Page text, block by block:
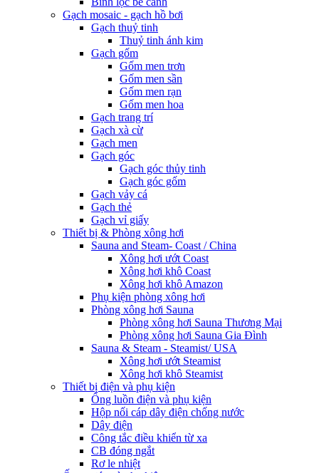
Gạch mosaic - gạch hồ bơi
Gạch thuỷ tinh
Thuỷ tinh ánh kim
Gạch gốm
Gốm men trơn
Gốm men sần
Gốm men rạn
Gốm men hoa
Gạch trang trí
Gạch xà cừ
Gạch men
Gạch góc
Gạch góc thủy tinh
Gạch góc gốm
Gạch vảy cá
Gạch thẻ
Gạch vỉ giấy
Thiết bị & Phòng xông hơi
Sauna and Steam- Coast / China
Xông hơi ướt Coast
Xông hơi khô Coast
Xông hơi khô Amazon
Phụ kiện phòng xông hơi
Phòng xông hơi Sauna
Phòng xông hơi Sauna Thương Mại
Phòng xông hơi Sauna Gia Đình
Sauna & Steam - Steamist/ USA
Xông hơi ướt Steamist
Xông hơi khô Steamist
Thiết bị điện và phụ kiện
Ống luồn điện và phụ kiện
Hộp nối cáp dây điện chống nước
Dây điện
Công tắc điều khiển từ xa
CB đóng ngắt
Rơ le nhiệt